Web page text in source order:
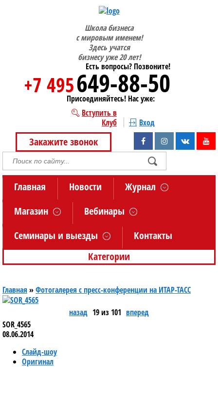
Школа бизнеса
с мировым именем!
Здесь учатся
бизнесу уже 20 лет!
Есть вопросы? Позвоните!
+7 495649-88-50
Присоединяйтесь! Нас уже:
Вступить в
Клуб
Вход
Закажите звонок
Главная Новости
Журнал
Магазин
Вебинары
Семинары и выезды
Контакты
Категории
Главная »Фотогалерея с пресс-конференции на ИТАР-ТАСС
назад 19 из 101 вперед
SOR_4565
08.06.2014
Слайд-шоу
Оригинал